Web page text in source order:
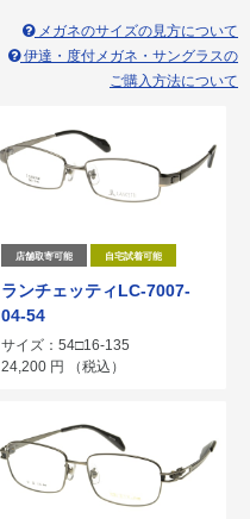
メガネのサイズの見方について
伊達・度付メガネ・サングラスの
ご購入方法について
店舗取寄可能 自宅試着可能
ランチェッティLC-7007-
04-54
サイズ：54□16-135
24,200 円 （税込）